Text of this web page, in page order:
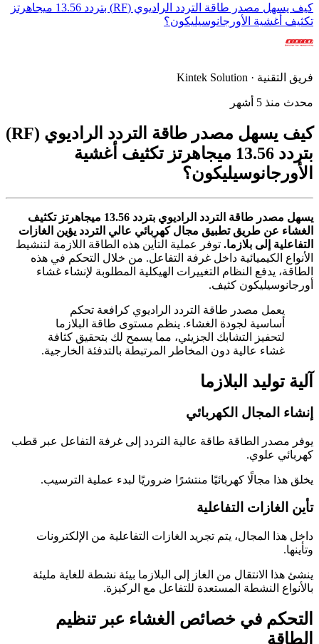
كيف يسهل مصدر طاقة التردد الراديوي (RF) بتردد 13.56 ميجاهرتز
تكثيف أغشية الأورجانوسيليكون؟
فريق التقنية · Kintek Solution
محدث منذ 5 أشهر
كيف يسهل مصدر طاقة التردد الراديوي (RF)
بتردد 13.56 ميجاهرتز تكثيف أغشية
الأورجانوسيليكون؟
يسهل مصدر طاقة التردد الراديوي بتردد 13.56 ميجاهرتز تكثيف
الغشاء عن طريق تطبيق مجال كهربائي عالي التردد يؤين الغازات
التفاعلية إلى بلازما. توفر عملية التأين هذه الطاقة اللازمة لتنشيط
الأنواع الكيميائية داخل غرفة التفاعل. من خلال التحكم في هذه
الطاقة، يدفع النظام التغييرات الهيكلية المطلوبة لإنشاء غشاء
أورجانوسيليكون كثيف.
يعمل مصدر طاقة التردد الراديوي كرافعة تحكم
أساسية لجودة الغشاء. ينظم مستوى طاقة البلازما
لتحفيز التشابك الجزيئي، مما يسمح لك بتحقيق كثافة
غشاء عالية دون المخاطر المرتبطة بالتدفئة الخارجية.
آلية توليد البلازما
إنشاء المجال الكهربائي
يوفر مصدر الطاقة طاقة عالية التردد إلى غرفة التفاعل عبر قطب
كهربائي علوي.
يخلق هذا مجالًا كهربائيًا منتشرًا ضروريًا لبدء عملية الترسيب.
تأين الغازات التفاعلية
داخل هذا المجال، يتم تجريد الغازات التفاعلية من الإلكترونات
وتأينها.
ينشئ هذا الانتقال من الغاز إلى البلازما بيئة نشطة للغاية مليئة
بالأنواع النشطة المستعدة للتفاعل مع الركيزة.
التحكم في خصائص الغشاء عبر تنظيم
الطاقة